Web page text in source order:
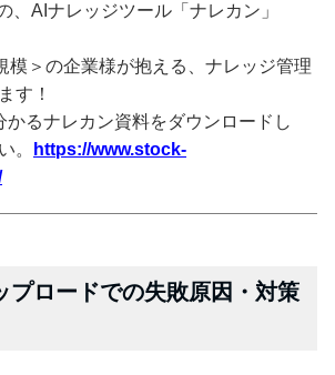
、AIナレッジツール「ナレカン」
模＞の企業様が抱える、ナレッジ管理
す！
かるナレカン資料をダウンロードし
。
https://www.stock-
プロードでの失敗原因・対策